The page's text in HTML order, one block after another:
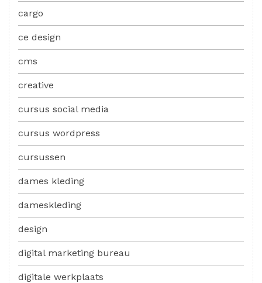
cargo
ce design
cms
creative
cursus social media
cursus wordpress
cursussen
dames kleding
dameskleding
design
digital marketing bureau
digitale werkplaats